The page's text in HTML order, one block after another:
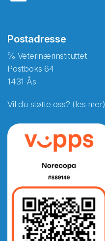
Postadresse
℅ Veterinærinstituttet
Postboks 64
1431 Ås
Vil du støtte oss? (les mer)